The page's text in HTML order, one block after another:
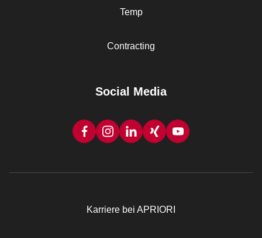
Temp
Contracting
Social Media
Karriere bei APRIORI